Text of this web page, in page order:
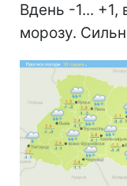
Вдень -1... +1,
морозу.